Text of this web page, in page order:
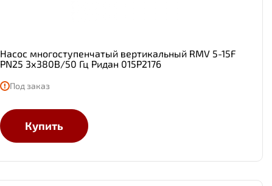
Насос многоступенчатый вертикальный RMV 5-15F
PN25 3х380В/50 Гц Ридан 015P2176
Под заказ
Купить